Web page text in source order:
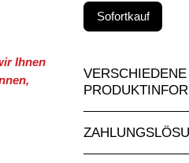
Ihnen
Sofortkauf
VERSCHIEDENE
Lackieren und
verwendeten